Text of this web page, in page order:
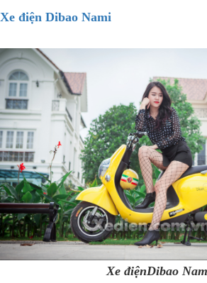
Xe điện Dibao Nami
Xe điệnDibao